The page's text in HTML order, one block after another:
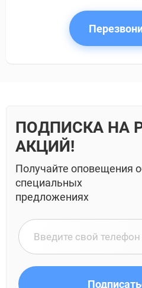
ПОДПИСКА НА
АКЦИЙ!
Получайте оповещения
специальных
предложениях